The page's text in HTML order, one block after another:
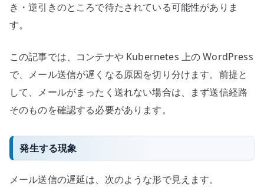
り
分
る
へ
の
き・逆引きのところで待たされている可能性がありま
す。
この記事では、コンテナや Kubernetes 上の WordPress
で、メール送信が遅くなる原因を切り分けます。前提と
して、メールがまったく送れない場合は、まず送信経路
そのものを確認する必要があります。
発生する現象
メール送信の遅延は、次のような形で見えます。